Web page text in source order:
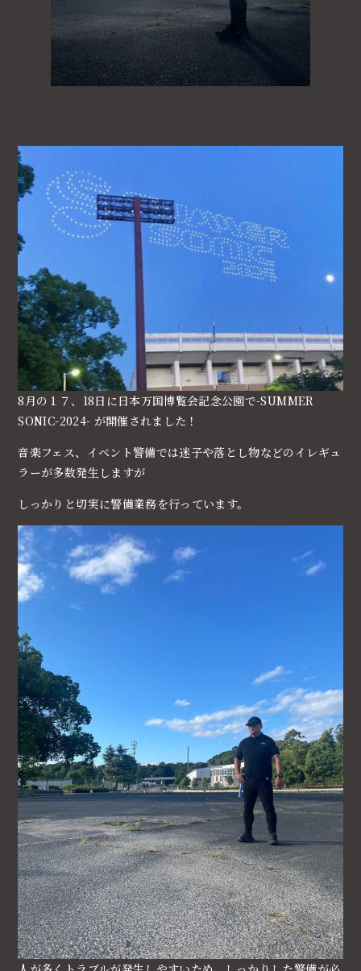
8月の１７、18日に日本万国博覧会記念公園で-SUMMER
SONIC-2024- が開催されました！
音楽フェス、イベント警備では迷子や落とし物などのイレギュ
ラーが多数発生しますが
しっかりと切実に警備業務を行っています。